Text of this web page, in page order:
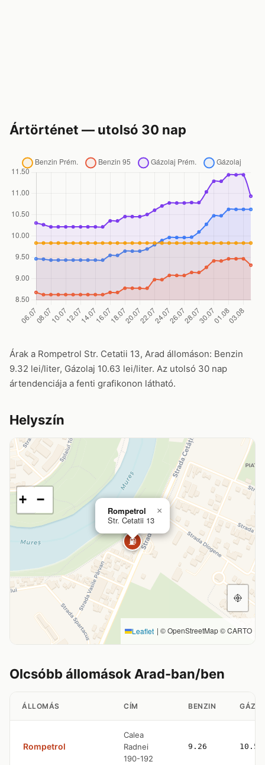
Ártörténet — utolsó 30 nap
Árak a Rompetrol Str. Cetatii 13, Arad állomáson: Benzin
9.32 lei/liter, Gázolaj 10.63 lei/liter. Az utolsó 30 nap
ártendenciája a fenti grafikonon látható.
Helyszín
⛽
Rompetrol
Str. Cetatii 13
×
+ −
Leaflet | © OpenStreetMap © CARTO
Olcsóbb állomások Arad-ban/ben
ÁLLOMÁS CÍM BENZIN
Rompetrol
Calea
Radnei
190-192
9.26 10.57